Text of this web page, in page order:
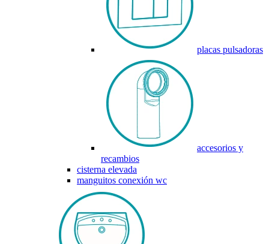
placas pulsadoras
accesorios y
recambios
cisterna elevada
manguitos conexión wc